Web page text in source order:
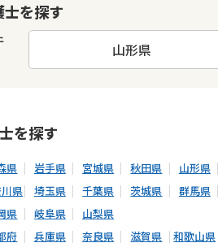
を探す
山形県
を探す
県 岩手県 宮城県 秋田県 山形県
県 埼玉県 千葉県 茨城県 群馬県
県 岐阜県
山梨県
府 兵庫県 奈良県 滋賀県 和歌山県